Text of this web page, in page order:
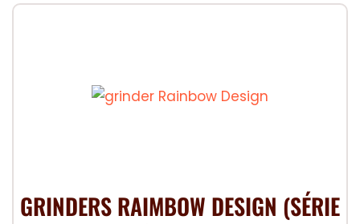
GRINDERS RAIMBOW DESIGN (SÉRIE